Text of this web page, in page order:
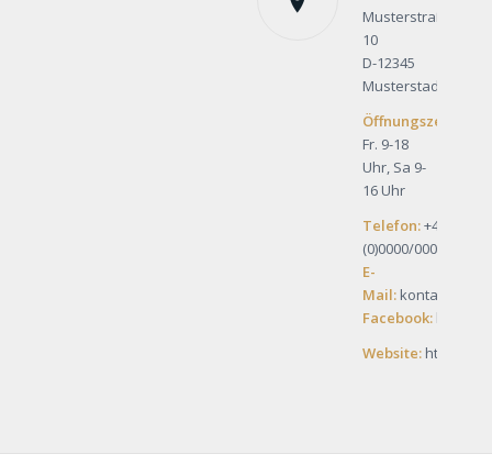
Musterstraße
10
D-12345
Musterstadt
Öffnungszeiten:
Fr. 9-18
Uhr, Sa 9-
16 Uhr
Telefon:+49
(0)0000/00000
E-
Mail:
Facebook:
Website: http://